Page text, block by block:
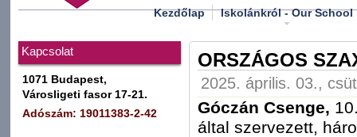
Kezdőlap Iskolánkról - Our School
Kapcsolat
1071 Budapest,
Városligeti fasor 17-21.
Adószám: 19011383-2-42
ORSZÁGOS
2025. április. 03.,
Góczán Csenge,
által szervezett,